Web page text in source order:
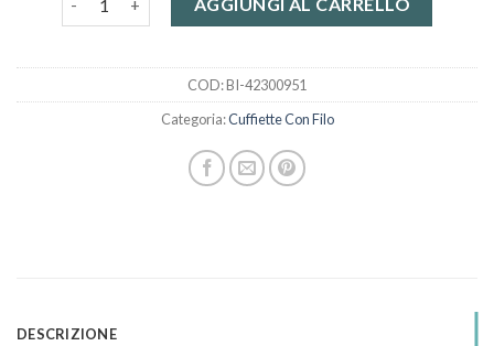
AGGIUNGI AL CARRELLO
COD:BI-42300951
Categoria:Cuffiette Con Filo
DESCRIZIONE